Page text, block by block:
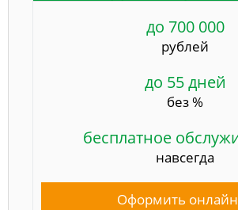
до 700 000
рублей
до 55 дней
без %
бесплатное
навсегда
Оформить онлайн